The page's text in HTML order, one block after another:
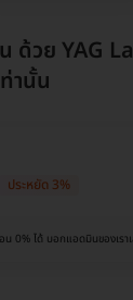
ด้วย YAG
านั้น
ประหยัด 3%
0% ได้ บอกแอดมินของเรา